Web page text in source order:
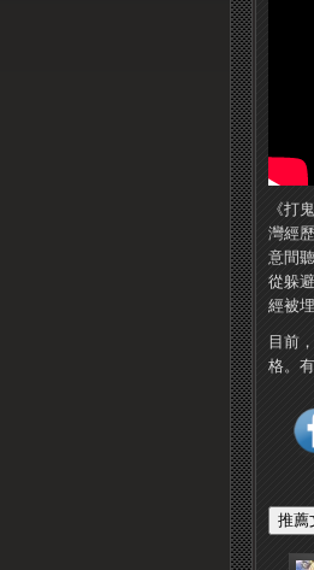
《打
灣經
意間
從躲
經被
目前
格。